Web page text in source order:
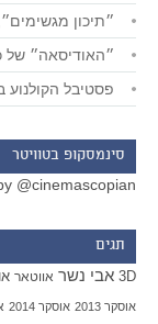
״תיכון
״האודיסאה״ של
פסטיבל הקולנוע בירושלים 2026:
סינמסקופ בטוויטר
@cinemascopian
תגים
3D אבי נשר אווטאר
אוסקר 2013 אוסקר 2014